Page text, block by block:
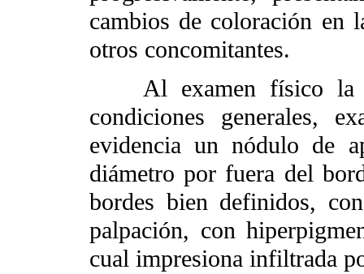
cambios de coloración en
otros concomitantes.
Al examen físico la
condiciones generales,
evidencia un nódulo de
diámetro por fuera del
bordes bien definidos,
palpación, con
cual impresiona infiltrada